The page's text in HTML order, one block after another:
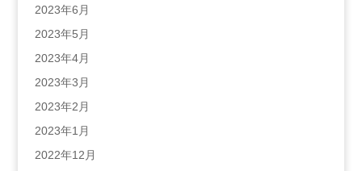
2023年6月
2023年5月
2023年4月
2023年3月
2023年2月
2023年1月
2022年12月